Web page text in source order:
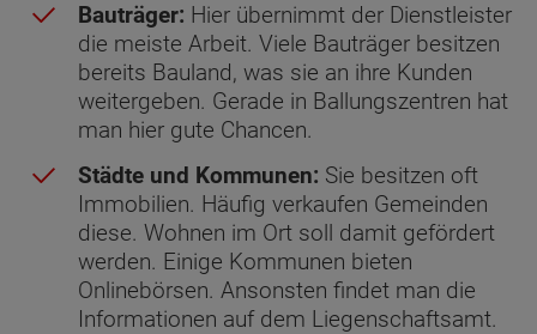
Bauträger: Hier übernimmt der Dienstleister
die meiste Arbeit. Viele Bauträger besitzen
bereits Bauland, was sie an ihre Kunden
weitergeben. Gerade in Ballungszentren hat
man hier gute Chancen.
Städte und Kommunen: Sie besitzen oft
Immobilien. Häufig verkaufen Gemeinden
diese. Wohnen im Ort soll damit gefördert
werden. Einige Kommunen bieten
Onlinebörsen. Ansonsten findet man die
Informationen auf dem Liegenschaftsamt.